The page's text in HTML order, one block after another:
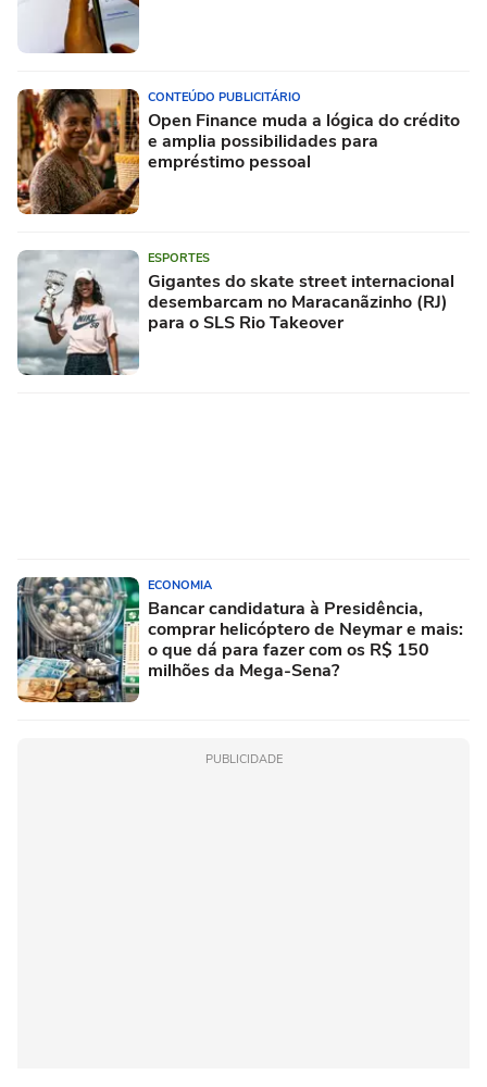
CONTEÚDO PUBLICITÁRIO
Open Finance muda a lógica do crédito
e amplia possibilidades para
empréstimo pessoal
ESPORTES
Gigantes do skate street internacional
desembarcam no Maracanãzinho (RJ)
para o SLS Rio Takeover
ECONOMIA
Bancar candidatura à Presidência,
comprar helicóptero de Neymar e mais:
o que dá para fazer com os R$ 150
milhões da Mega-Sena?
PUBLICIDADE